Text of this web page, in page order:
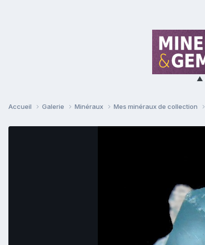
▲
Accueil Galerie Minéraux Mes minéraux de collection